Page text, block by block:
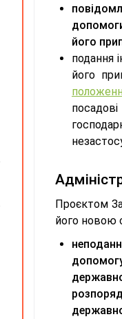
його
подання
його
Проєктом
його новою